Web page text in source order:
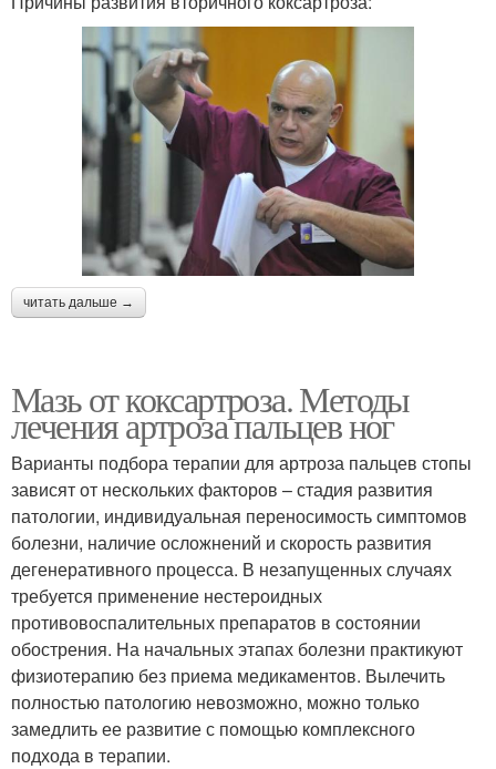
читать дальше →
Мазь от коксартроза. Методы
лечения артроза пальцев ног
Варианты подбора терапии для артроза пальцев стопы
зависят от нескольких факторов – стадия развития
патологии, индивидуальная переносимость симптомов
болезни, наличие осложнений и скорость развития
дегенеративного процесса. В незапущенных случаях
требуется применение нестероидных
противовоспалительных препаратов в состоянии
обострения. На начальных этапах болезни практикуют
физиотерапию без приема медикаментов. Вылечить
полностью патологию невозможно, можно только
замедлить ее развитие с помощью комплексного
подхода в терапии.